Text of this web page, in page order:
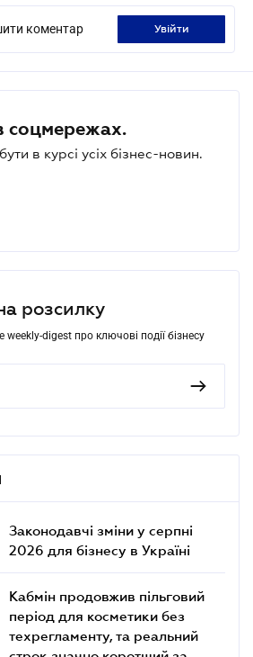
коментар увійти
соцмережах.
в курсі усіх бізнес-новин.
розсилку
digest про ключові події бізнесу
Законодавчі зміни у серпні
2026 для бізнесу в Україні
Кабмін продовжив пільговий
період для косметики без
техрегламенту, та реальний